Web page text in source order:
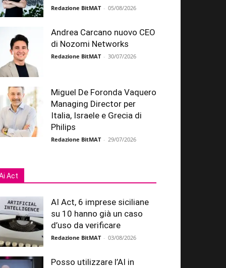
Redazione BitMAT - 05/08/2026
Andrea Carcano nuovo CEO
di Nozomi Networks
Redazione BitMAT - 30/07/2026
Miguel De Foronda Vaquero
Managing Director per
Italia, Israele e Grecia di
Philips
Redazione BitMAT - 29/07/2026
Act
AI Act, 6 imprese siciliane
su 10 hanno già un caso
d’uso da verificare
Redazione BitMAT - 03/08/2026
Posso utilizzare l’AI in